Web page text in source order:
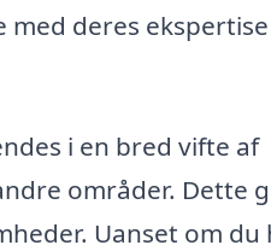
deres
i en bred vifte af
områder. Dette
Uanset om du